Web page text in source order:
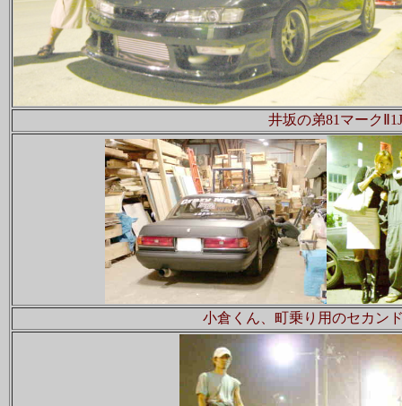
井坂の弟81マーク
小倉くん、町乗り用のセカン